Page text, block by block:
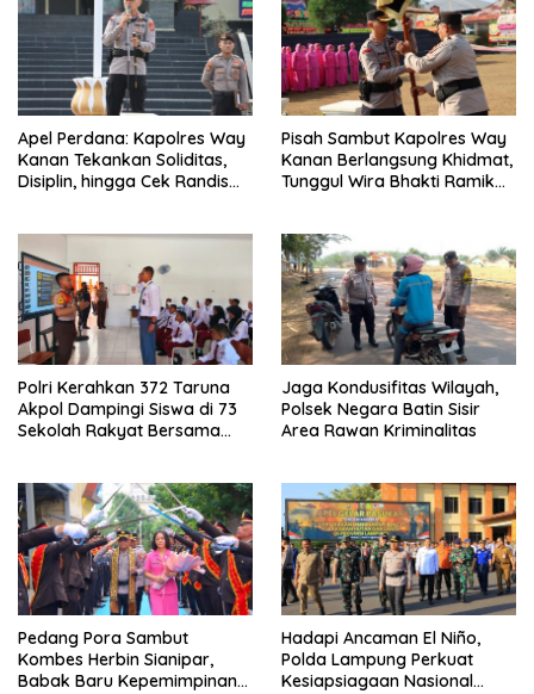
Apel Perdana: Kapolres Way
Kanan Tekankan Soliditas,
Disiplin, hingga Cek Randis
Pisah Sambut Kapolres Way
Kanan Berlangsung Khidmat,
Tunggul Wira Bhakti Ramik
Polri Kerahkan 372 Taruna
Akpol Dampingi Siswa di 73
Sekolah Rakyat Bersama
Jaga Kondusifitas Wilayah,
Polsek Negara Batin Sisir
Area Rawan Kriminalitas
Pedang Pora Sambut
Kombes Herbin Sianipar,
Babak Baru Kepemimpinan
Hadapi Ancaman El Niño,
Polda Lampung Perkuat
Kesiapsiagaan Nasional